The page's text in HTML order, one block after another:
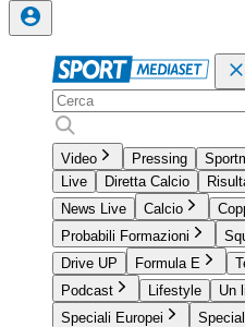
Video Pressing
Live
Diretta Calcio
News Live
Calcio
Probabili Formazioni
Drive UP
Formula E
Podcast
Lifestyle
Un
Speciali Europei